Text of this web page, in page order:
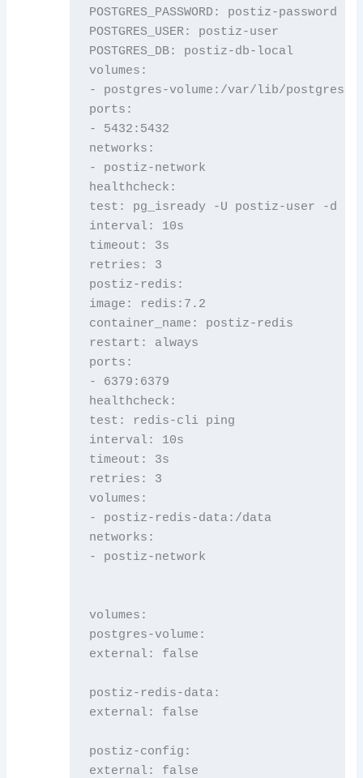
POSTGRES_PASSWORD: postiz-password
POSTGRES_USER: postiz-user
POSTGRES_DB: postiz-db-local
volumes:
- postgres-volume:/var/lib/
ports:
- 5432:5432
networks:
- postiz-network
healthcheck:
test: pg_isready -U postiz-user -d
interval: 10s
timeout: 3s
retries: 3
postiz-redis:
image: redis:7.2
container_name: postiz-redis
restart: always
ports:
- 6379:6379
healthcheck:
test: redis-cli ping
interval: 10s
timeout: 3s
retries: 3
volumes:
- postiz-redis-data:/data
networks:
- postiz-network
volumes:
postgres-volume:
external: false
postiz-redis-data:
external: false
postiz-config:
external: false